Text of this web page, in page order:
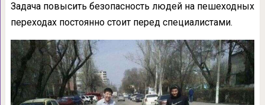
Задача повысить безопасность людей на пешеходных
переходах постоянно стоит перед специалистами.